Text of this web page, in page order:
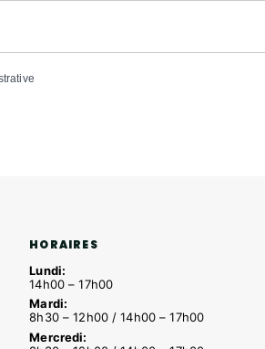
HORAIRES
Lundi:
14h00 – 17h00
Mardi:
8h30 – 12h00 / 14h00 – 17h00
Mercredi: